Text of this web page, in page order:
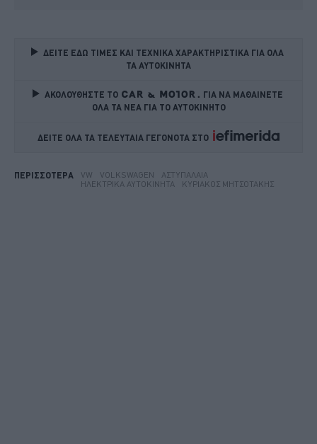
ΔΕΙΤΕ ΕΔΩ ΤΙΜΕΣ ΚΑΙ ΤΕΧΝΙΚΑ ΧΑΡΑΚΤΗΡΙΣΤΙΚΑ ΓΙΑ ΟΛΑ
ΤΑ ΑΥΤΟΚΙΝΗΤΑ
ΑΚΟΛΟΥΘΗΣΤΕ ΤΟ
ΓΙΑ ΝΑ ΜΑΘΑΙΝΕΤΕ
ΟΛΑ ΤΑ ΝΕΑ ΓΙΑ ΤΟ ΑΥΤΟΚΙΝΗΤΟ
ΔΕΙΤΕ ΟΛΑ ΤΑ ΤΕΛΕΥΤΑΙΑ ΓΕΓΟΝΟΤΑ ΣΤΟ
ΠΕΡΙΣΣΟΤΕΡΑ VW VOLKSWAGEN
ΑΣΤΥΠΆΛΑΙΑ
ΗΛΕΚΤΡΙΚΆ ΑΥΤΟΚΊΝΗΤΑ
ΚΥΡΙΆΚΟΣ ΜΗΤΣΟΤΆΚΗΣ